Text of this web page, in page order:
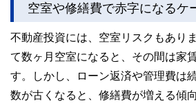
空室や修繕費で赤字になるケ
不動産投資には、空室リスクもあり
て数ヶ月空室になると、その間は家
す。しかし、ローン返済や管理費は
数が古くなると、修繕費が増える傾